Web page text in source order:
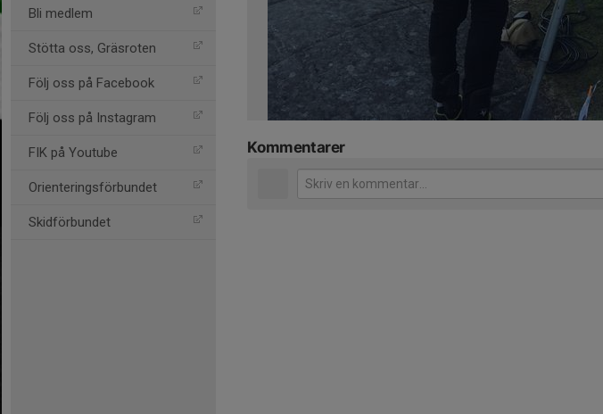
Bli medlem
Stötta oss, Gräsroten
Följ oss på Facebook
Följ oss på Instagram
FIK på Youtube
Orienteringsförbundet
Skidförbundet
Kommentarer